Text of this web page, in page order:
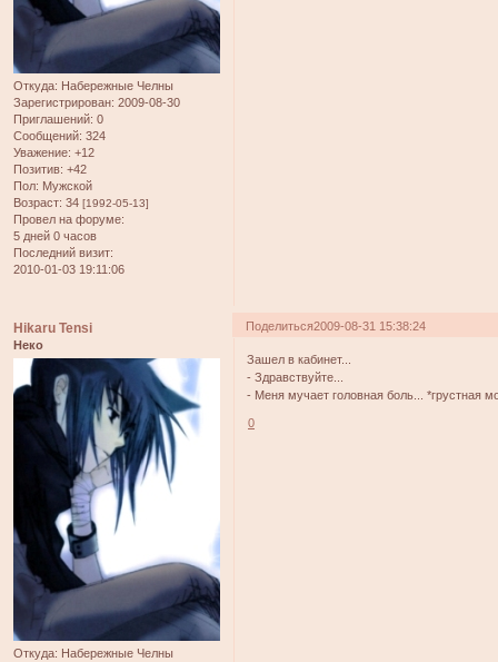
Откуда: Набережные Челны
Зарегистрирован: 2009-08-30
Приглашений: 0
Сообщений: 324
Уважение: +12
Позитив: +42
Пол: Мужской
Возраст: 34 [1992-05-13]
Провел на форуме:
5 дней 0 часов
Последний визит:
2010-01-03 19:11:06
Поделиться2009-08-31 15:38:24
Hikaru Tensi
Неко
Откуда: Набережные Челны
Зашел в кабинет...
- Здравствуйте...
- Меня мучает головная боль... *грустная
0